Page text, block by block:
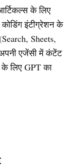
के लिए
इंटीग्रेशन के
Sheets,
एजेंसी में कंटेंट
लिए GPT का